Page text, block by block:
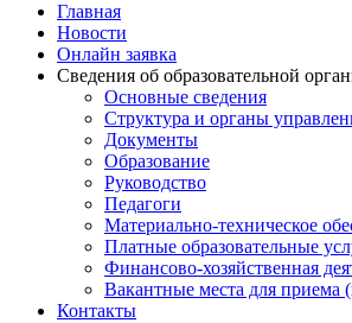
Главная
Новости
Онлайн заявка
Сведения об образовательной
Основные сведения
Структура и органы
Документы
Образование
Руководство
Педагоги
Материально-техническое
Платные образовательные
Финансово-хозяйственная
Вакантные места для приема
Контакты